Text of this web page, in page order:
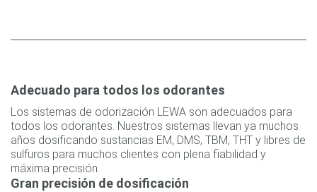
Adecuado para todos los odorantes
Los sistemas de odorización LEWA son adecuados para
todos los odorantes. Nuestros sistemas llevan ya muchos
años dosificando sustancias EM, DMS, TBM, THT y libres de
sulfuros para muchos clientes con plena fiabilidad y
máxima precisión.
Gran precisión de dosificación